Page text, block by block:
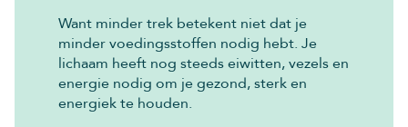
Want minder trek betekent niet dat je
minder voedingsstoffen nodig hebt. Je
lichaam heeft nog steeds eiwitten, vezels en
energie nodig om je gezond, sterk en
energiek te houden.